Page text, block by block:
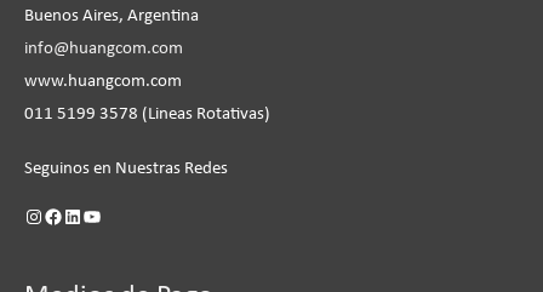
Buenos Aires, Argentina
info@huangcom.com
www.huangcom.com
011 5199 3578 (Lineas Rotativas)
Seguinos en Nuestras Redes